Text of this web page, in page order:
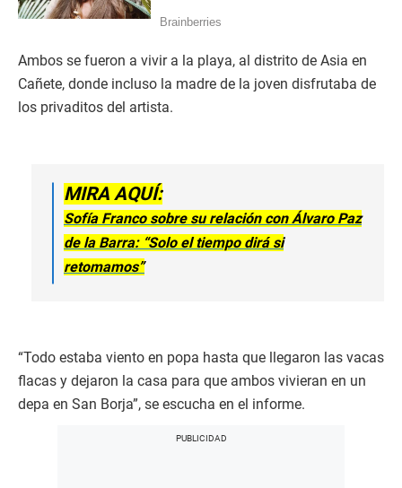
Ambos se fueron a vivir a la playa, al distrito de Asia en
Cañete, donde incluso la madre de la joven disfrutaba de
los privaditos del artista.
MIRA AQUÍ:
Sofía Franco sobre su relación con Álvaro Paz
de la Barra: “Solo el tiempo dirá si
retomamos”
“Todo estaba viento en popa hasta que llegaron las vacas
flacas y dejaron la casa para que ambos vivieran en un
depa en San Borja”, se escucha en el informe.